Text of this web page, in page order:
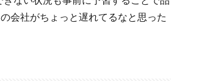
会社がちょっと遅れてるなと思った